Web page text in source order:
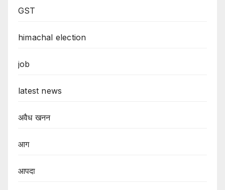
GST
himachal election
job
latest news
अवैध खनन
आग
आपदा